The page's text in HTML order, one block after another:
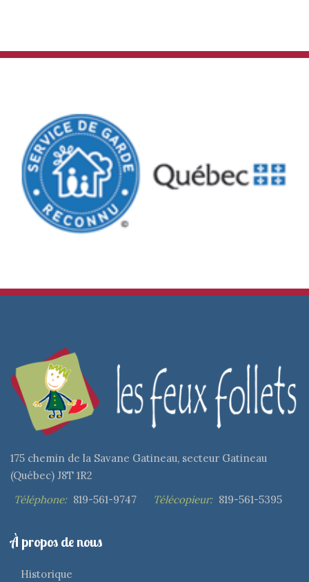
175 chemin de la Savane Gatineau, secteur Gatineau
(Québec) J8T 1R2
Téléphone: 819-561-9747 Télécopieur: 819-561-5395
À propos de nous
Historique